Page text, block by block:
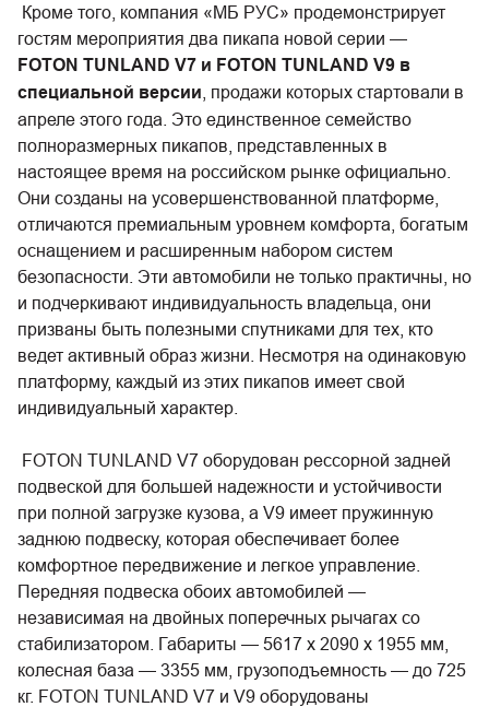
Кроме того, компания «МБ РУС» продемонстрирует
гостям мероприятия два пикапа новой серии —
FOTON TUNLAND V7 и FOTON TUNLAND V9 в
специальной версии , продажи которых стартовали в
апреле этого года. Это единственное семейство
полноразмерных пикапов, представленных в
настоящее время на российском рынке официально.
Они созданы на усовершенствованной платформе,
отличаются премиальным уровнем комфорта, богатым
оснащением и расширенным набором систем
безопасности. Эти автомобили не только практичны, но
и подчеркивают индивидуальность владельца, они
призваны быть полезными спутниками для тех, кто
ведет активный образ жизни. Несмотря на одинаковую
платформу, каждый из этих пикапов имеет свой
индивидуальный характер.
FOTON TUNLAND V7 оборудован рессорной задней
подвеской для большей надежности и устойчивости
при полной загрузке кузова, а V9 имеет пружинную
заднюю подвеску, которая обеспечивает более
комфортное передвижение и легкое управление.
Передняя подвеска обоих автомобилей —
независимая на двойных поперечных рычагах со
стабилизатором. Габариты — 5617 х 2090 х 1955 мм,
колесная база — 3355 мм, грузоподъемность — до 725
кг. FOTON TUNLAND V7 и V9 оборудованы